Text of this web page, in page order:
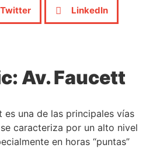
Twitter LinkedIn
Av. Faucett
es una de las principales vías
caracteriza por un alto nivel
en horas “puntas”